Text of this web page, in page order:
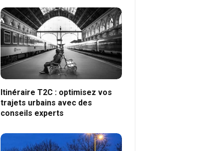
Itinéraire T2C : optimisez vos
trajets urbains avec des
conseils experts